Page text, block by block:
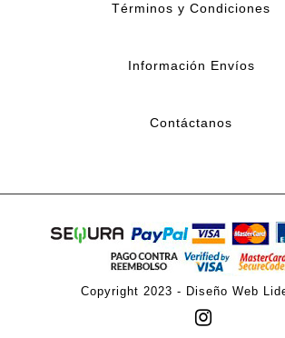
Términos y Condiciones
Información Envíos
Contáctanos
Copyright 2023 - Diseño Web